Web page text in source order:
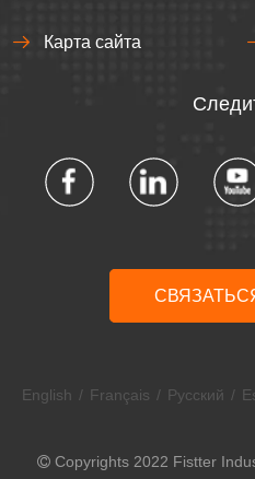
Карта сайта
English / Français / Pусский /
Copyrights 2022 Fistter